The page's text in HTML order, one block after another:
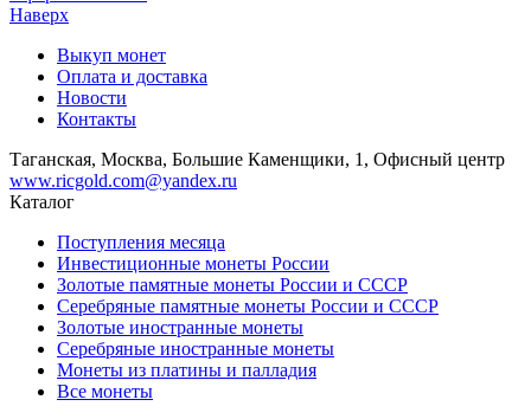
Наверх
Выкуп монет
Оплата и доставка
Новости
Контакты
Таганская, Москва, Большие Каменщики, 1, Офисный центр
www.ricgold.com@yandex.ru
Каталог
Поступления месяца
Инвестиционные монеты России
Золотые памятные монеты России и СССР
Серебряные памятные монеты России и СССР
Золотые иностранные монеты
Серебряные иностранные монеты
Монеты из платины и палладия
Все монеты